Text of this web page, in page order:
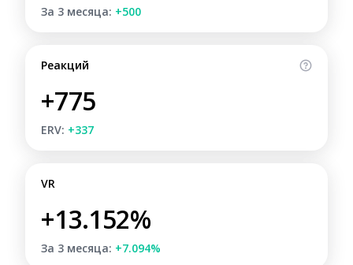
За 3 месяца: +500
Реакций
+775
ERV: +337
VR
+13.152%
За 3 месяца: +7.094%